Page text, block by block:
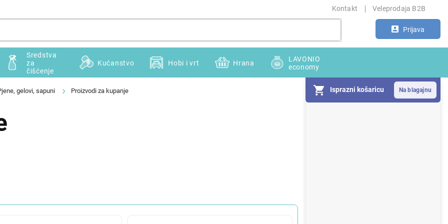
Kontakt Veleprodaja B2B
Prijava
Isprazni košaricu
Sredstva
za
čišćenje
Kućanstvo Hobi i vrt Hrana
LAVONIO
economy
gelovi, sapuni Proizvodi za kupanje